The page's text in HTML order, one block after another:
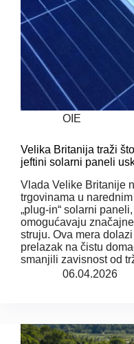
OIE
Velika Britanija traži
jeftini solarni paneli
Vlada Velike Britanije
trgovinama u
„plug-in“ solarni
omogućavaju
struju. Ova mera
prelazak na čistu
smanjili zavisnost od
06.04.2026